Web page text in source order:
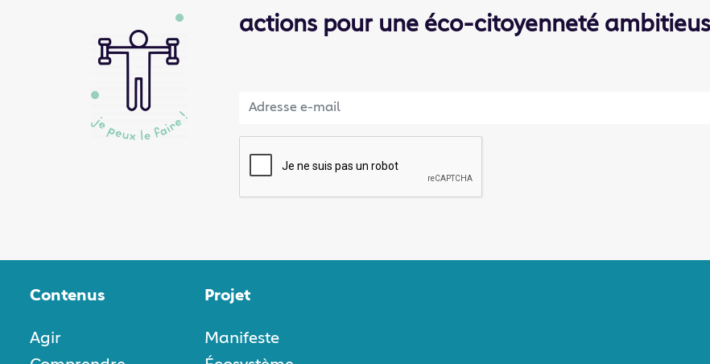
actions pour une éco-citoyenneté
Contenus
Agir
Projet
Manifeste